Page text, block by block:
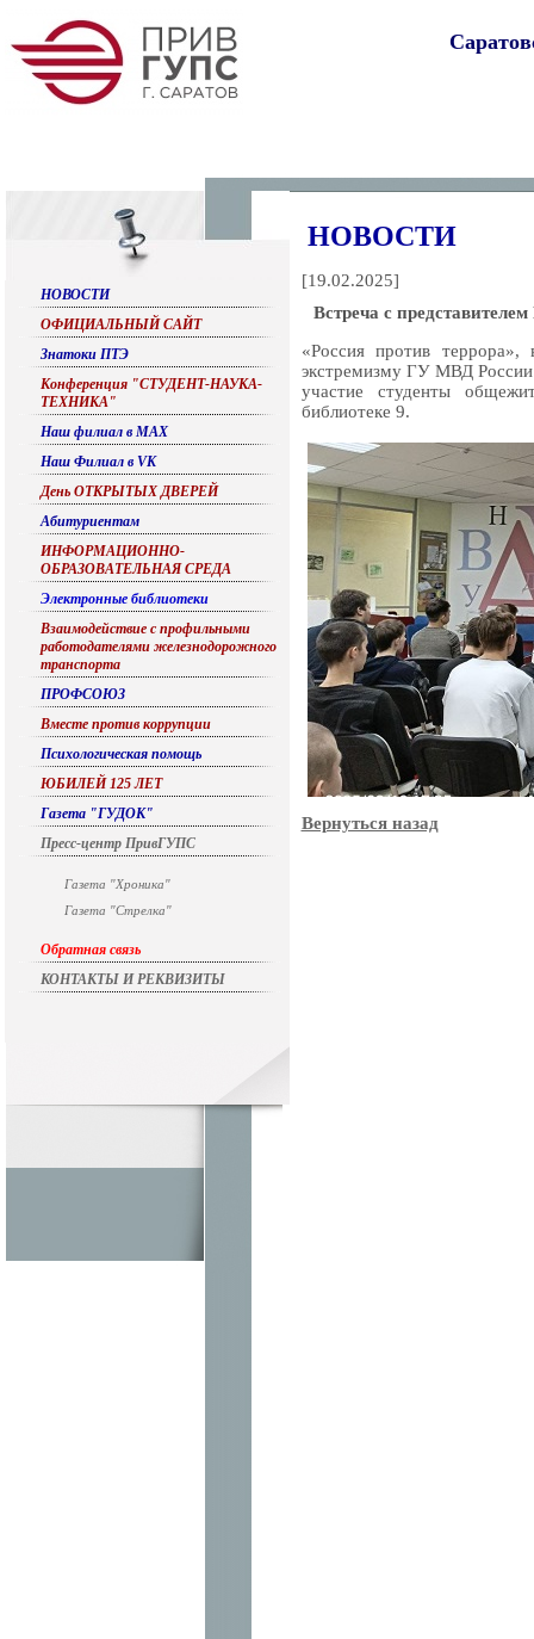
НОВОСТИ
ОФИЦИАЛЬНЫЙ САЙТ
Знатоки ПТЭ
Конференция "СТУДЕНТ-НАУКА-
ТЕХНИКА"
Наш филиал в МАХ
Наш Филиал в VK
День ОТКРЫТЫХ ДВЕРЕЙ
Абитуриентам
ИНФОРМАЦИОННО-
ОБРАЗОВАТЕЛЬНАЯ СРЕДА
Электронные библиотеки
Взаимодействие с профильными
работодателями железнодорожного
транспорта
ПРОФСОЮЗ
Вместе против коррупции
Психологическая помощь
ЮБИЛЕЙ 125 ЛЕТ
Газета "ГУДОК"
Пресс-центр ПривГУПС
Газета "Хроника"
Газета "Стрелка"
Обратная связь
КОНТАКТЫ И РЕКВИЗИТЫ
НОВОСТИ
[19.02.2025]
Встреча с
«Россия против террора»,
экстремизму ГУ МВД России
участие студенты
библиотеке 9.
Вернуться назад